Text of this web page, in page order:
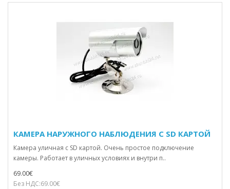
КАМЕРА НАРУЖНОГО НАБЛЮДЕНИЯ С SD КАРТОЙ
Камера уличная с SD картой. Очень простое подключение
камеры. Работает в уличных условиях и внутри п..
69.00€
Без НДС:69.00€